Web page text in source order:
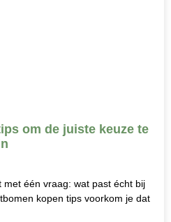
om de juiste keuze te
één vraag: wat past écht bij
kopen tips voorkom je dat